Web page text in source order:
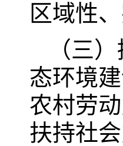
区域性
（三
态环境
农村劳
扶持社